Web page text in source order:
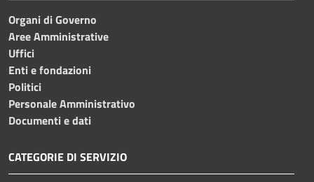
Organi di Governo
Aree Amministrative
Uffici
Enti e fondazioni
Politici
Personale Amministrativo
Documenti e dati
CATEGORIE DI SERVIZIO